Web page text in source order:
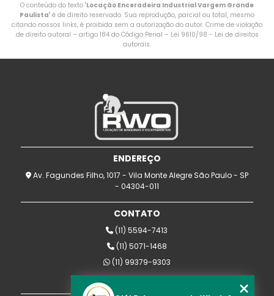
O conteúdo do texto "Locação Enceradeira Industrial Vargem Grande
Paulista" é de direito reservado. Sua reprodução, parcial ou total, mesmo
citando nossos links, é proibida sem a autorização do autor. Crime de violação
de direito autoral – artigo 184 do Código Penal – Lei 9610/98 - Lei de direitos
autorais.
ENDEREÇO
Av. Fagundes Filho, 1017 - Vila Monte Alegre São Paulo - SP
- 04304-011
CONTATO
(11) 5594-7413
(11) 5071-1468
(11) 99379-9303
rwomaquinas@uol.com.br